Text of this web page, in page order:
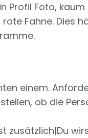
Profil Foto,
Fahne. Dies
einem.
ob die
zusätzlich|Du